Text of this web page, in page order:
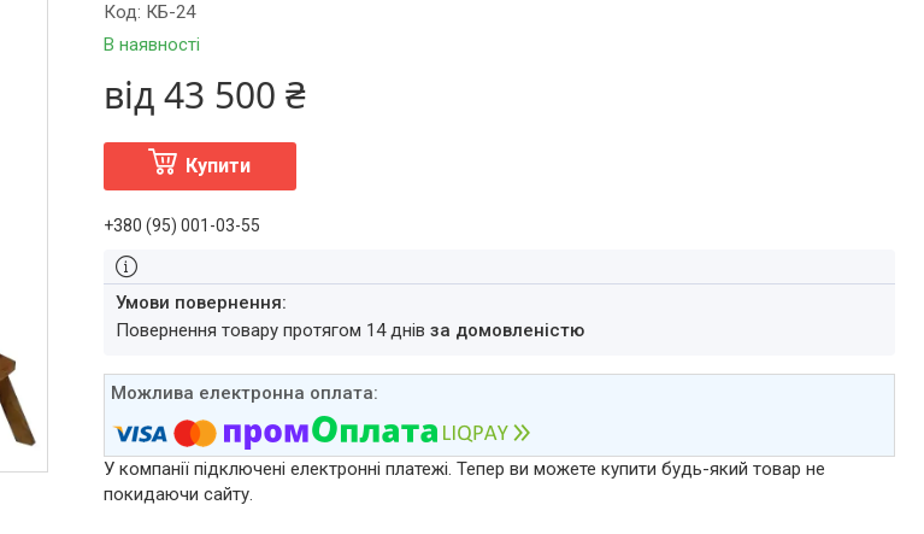
В наявності
Код: КБ-24
від43 500 ₴
Купити
+380 (95) 001-03-55
повернення товару протягом 14 днів за домовленістю
У компанії підключені електронні платежі. Тепер ви можете купити будь-який товар не
покидаючи сайту.